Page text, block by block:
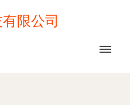
限公司